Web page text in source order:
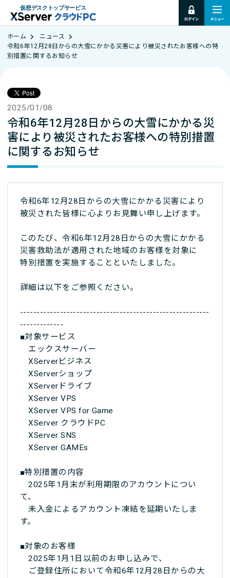
仮想デスクトップサービス
ホーム
ニュース
令和6年12月28日からの大雪にかかる災害により被災されたお客様への特
別措置に関するお知らせ
2025/01/08
令和6年12月28日からの大雪にかかる災
害により被災されたお客様への特別措置
に関するお知らせ
令和6年12月28日からの大雪にかかる災害により
被災された皆様に心よりお見舞い申し上げます。
このたび、令和6年12月28日からの大雪にかかる
災害救助法が適用された地域のお客様を対象に
特別措置を実施することといたしました。
詳細は以下をご参照ください。
---------------------------------------------------------
-------------
■対象サービス
エックスサーバー
XServerビジネス
XServerショップ
XServerドライブ
XServer VPS
XServer VPS for Game
XServer クラウドPC
XServer SNS
XServer GAMEs
■特別措置の内容
2025年1月末が利用期限のアカウントについ
て、
未入金によるアカウント凍結を延期いたしま
す。
■対象のお客様
2025年1月1日以前のお申し込みで、
ご登録住所において令和6年12月28日からの大